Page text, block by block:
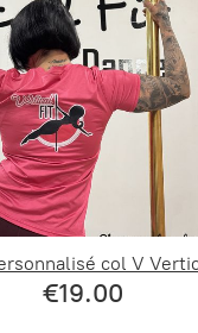
col V
€19.00